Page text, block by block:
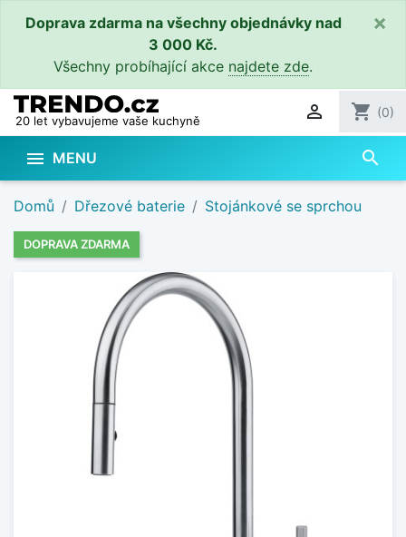
Doprava zdarma na všechny objednávky nad
3 000 Kč.
Všechny probíhající akce najdete zde.
×
20 let vybavujeme vaše kuchyně  shopping_cart (0)
 MENU search
Domů Dřezové baterie Stojánkové se sprchou
DOPRAVA ZDARMA